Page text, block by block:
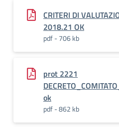
CRITERI DI
2018.21 OK
pdf - 706 kb
prot 2221
ok
pdf - 862 kb